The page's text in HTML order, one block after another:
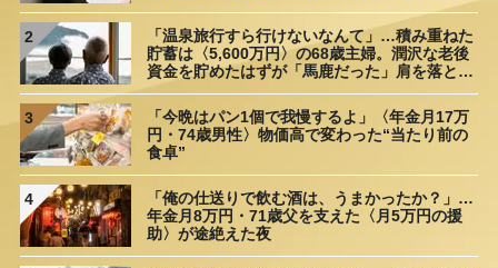
2
「温泉旅行すら行けないなんて」…積み重ねた
貯蓄は〈5,600万円〉の68歳主婦。潤沢な老後
資金を貯めたはずが「馬鹿だった」肩を落とす
3
「今晩はパン1個で我慢するよ」〈年金月17万
円・74歳男性〉物価高で変わった“当たり前の
食卓”
4
「俺の仕送りで飲む酒は、うまかったか？」…
年金月8万円・71歳父を支えた〈月5万円の援
助〉が途絶えた夜